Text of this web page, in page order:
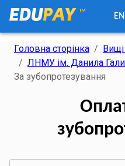
EN
Головна сторінка /
/ ЛНМУ ім. Данила
За зубопротезування